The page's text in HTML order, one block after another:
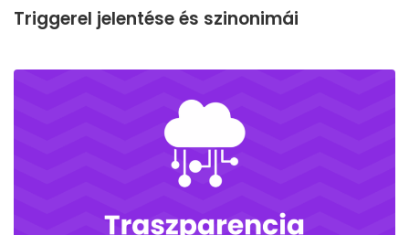
Triggerel jelentése és szinonimái